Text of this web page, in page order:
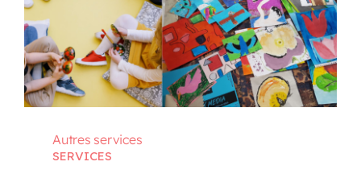
Autres services
SERVICES